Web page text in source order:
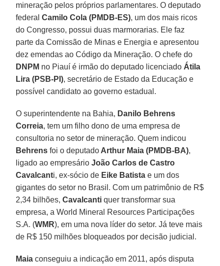
mineração pelos próprios parlamentares. O deputado
federalCamilo Cola (PMDB-ES), um dos mais ricos
do Congresso, possui duas marmorarias. Ele faz
parte da Comissão de Minas e Energia e apresentou
dez emendas ao Código da Mineração. O chefe do
DNPM no Piauí é irmão do deputado licenciado Átila
Lira (PSB-PI), secretário de Estado da Educação e
possível candidato ao governo estadual.
O superintendente na Bahia, Danilo Behrens
Correia, tem um filho dono de uma empresa de
consultoria no setor de mineração. Quem indicou
Behrens foi o deputado Arthur Maia (PMDB-BA),
ligado ao empresárioJoão Carlos de Castro
Cavalcanti, ex-sócio de Eike Batista e um dos
gigantes do setor no Brasil. Com um patrimônio de R$
2,34 bilhões,Cavalcanti quer transformar sua
empresa, a World Mineral Resources Participações
S.A. (WMR), em uma nova líder do setor. Já teve mais
de R$ 150 milhões bloqueados por decisão judicial.
Maia conseguiu a indicação em 2011, após disputa